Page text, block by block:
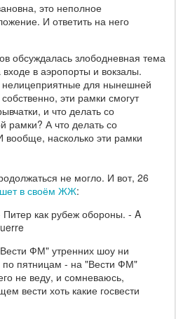
это неполное
И ответить на него
обсуждалась злободневная тема
в аэропорты и вокзалы.
нелицеприятные для нынешней
эти рамки смогут
и что делать со
рамки? А что делать со
насколько эти рамки
не могло. И вот, 26
в своём ЖЖ:
как рубеж обороны. - A
ФМ" утренних шоу ни
по пятницам - на "Вести ФМ"
не веду, и сомневаюсь,
вести хоть какие госвести